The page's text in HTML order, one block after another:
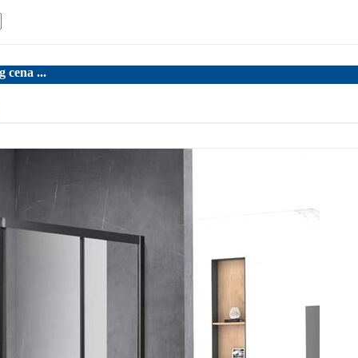
cena ...